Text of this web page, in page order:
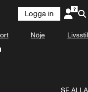
Logga in
Nöje Livsstil
SE ALLA